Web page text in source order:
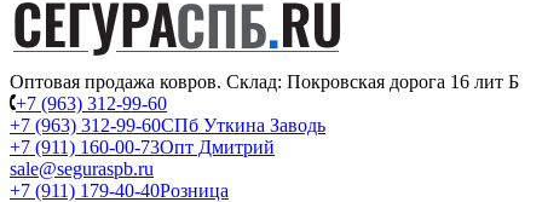
Оптовая продажа ковров. Склад: Покровская дорога 16 лит Б
+7 (963) 312-99-60
+7 (963) 312-99-60СПб Уткина Заводь
+7 (911) 160-00-73Опт Дмитрий
sale@seguraspb.ru
+7 (911) 179-40-40Розница